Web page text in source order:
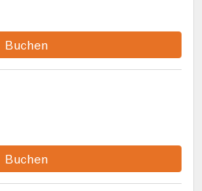
Buchen
Buchen